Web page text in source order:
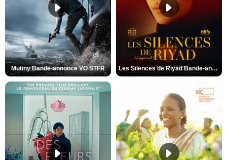
Mutiny Bande-annonce VO STFR Les Silences de Riyad Bande-annonce VO STFR